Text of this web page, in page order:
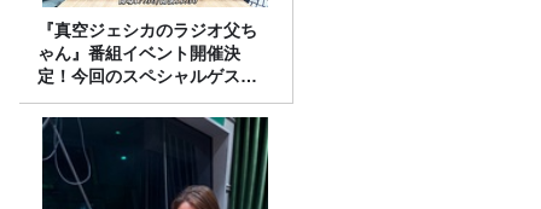
『真空ジェシカのラジオ父ち
ゃん』番組イベント開催決
定！今回のスペシャルゲスト
は、タカアンドトシ！